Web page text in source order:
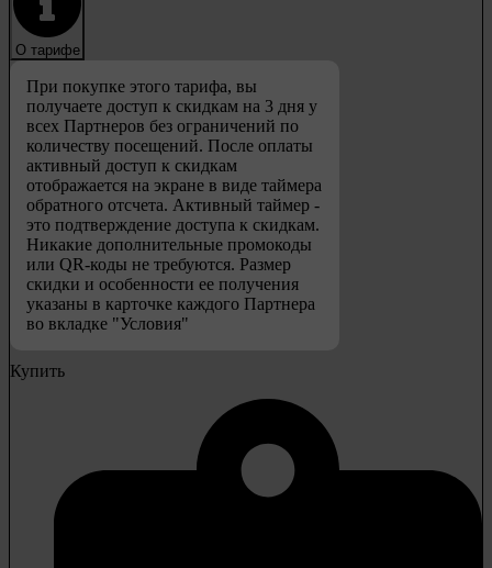
О тарифе
При покупке этого тарифа, вы
получаете доступ к скидкам на 3 дня у
всех Партнеров без ограничений по
количеству посещений. После оплаты
активный доступ к скидкам
отображается на экране в виде таймера
обратного отсчета. Активный таймер -
это подтверждение доступа к скидкам.
Никакие дополнительные промокоды
или QR-коды не требуются. Размер
скидки и особенности ее получения
указаны в карточке каждого Партнера
во вкладке "Условия"
Купить